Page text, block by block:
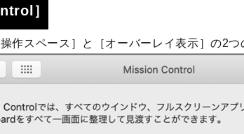
］
作スペース］と［オーバーレイ表示］の2つ